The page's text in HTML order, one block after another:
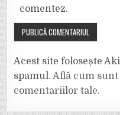
comentez.
Acest site folosește
spamul.Află cum sunt
comentariilor tale.